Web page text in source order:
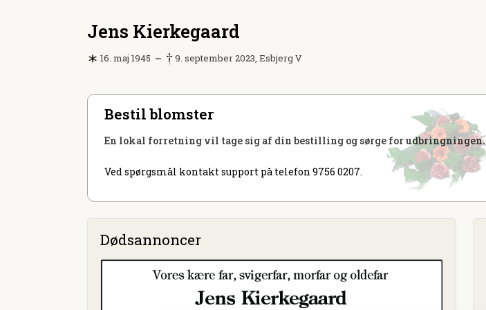
Jens Kierkegaard
16. maj 1945 9. september 2023, Esbjerg V
Bestil blomster
En lokal forretning vil tage sig af din bestilling og sørge for udbringningen.
Ved spørgsmål kontakt support på telefon 9756 0207.
Dødsannoncer